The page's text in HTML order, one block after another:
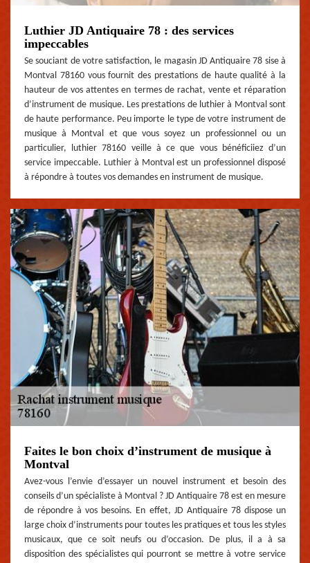
Luthier JD Antiquaire 78 : des services
impeccables
Se souciant de votre satisfaction, le magasin JD Antiquaire 78 sise à
Montval 78160 vous fournit des prestations de haute qualité à la
hauteur de vos attentes en termes de rachat, vente et réparation
d’instrument de musique. Les prestations de luthier à Montval sont
de haute performance. Peu importe le type de votre instrument de
musique à Montval et que vous soyez un professionnel ou un
particulier, luthier 78160 veille à ce que vous bénéficiiez d’un
service impeccable. Luthier à Montval est un professionnel disposé
à répondre à toutes vos demandes en instrument de musique.
Faites le bon choix d’instrument de musique à
Montval
Avez-vous l’envie d’essayer un nouvel instrument et besoin des
conseils d’un spécialiste à Montval ? JD Antiquaire 78 est en mesure
de répondre à vos besoins. En effet, JD Antiquaire 78 dispose un
large choix d’instruments pour toutes les pratiques et tous les styles
musicaux, que ce soit neufs ou d’occasion. De plus, il a à sa
disposition des spécialistes qui pourront se mettre à votre service